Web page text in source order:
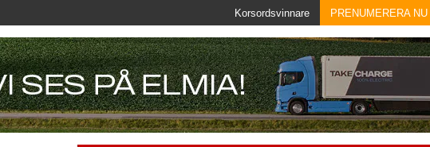
Korsordsvinnare PRENUMERERA NU